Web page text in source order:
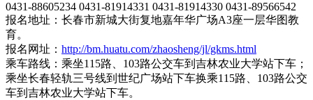
0431-88605234 0431-81914331 0431-81914330 0431-89566542
报名地址：长春市新城大街复地嘉年华广场A3座一层华图教
育。
报名网址： http://bm.huatu.com/zhaosheng/jl/gkms.html
乘车路线：乘坐115路、103路公交车到吉林农业大学站下车；
乘坐长春轻轨三号线到世纪广场站下车换乘115路、103路公交
车到吉林农业大学站下车。